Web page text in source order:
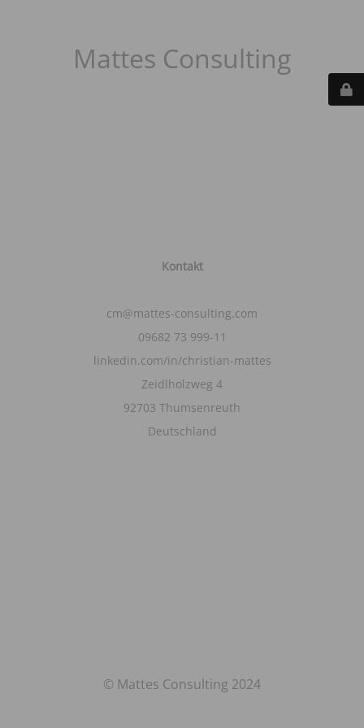
Mattes Consulting
Kontakt
cm@mattes-consulting.com
09682 73 999-11
linkedin.com/in/christian-mattes
Zeidlholzweg 4
92703 Thumsenreuth
Deutschland
© Mattes Consulting 2024